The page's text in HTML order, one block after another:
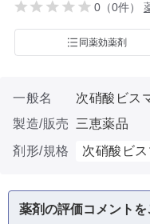
0（0件）
同薬効薬剤
一般名
次硝酸ビス
製造/販売
三恵薬品
剤形/規格
次硝酸ビス
薬剤の評価コメント